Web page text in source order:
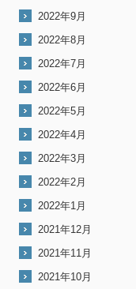
2022年9月
2022年8月
2022年7月
2022年6月
2022年5月
2022年4月
2022年3月
2022年2月
2022年1月
2021年12月
2021年11月
2021年10月